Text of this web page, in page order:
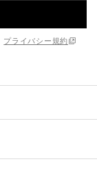
プライバシー規約